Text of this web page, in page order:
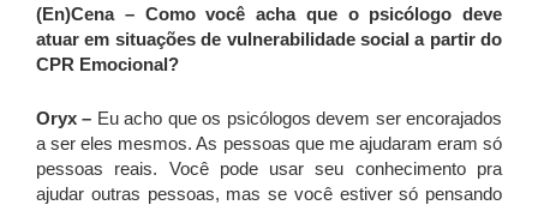
(En)Cena– Como você acha que o psicólogo deve
atuar em situações de vulnerabilidade social a partir do
CPR Emocional?
Oryx – Eu acho que os psicólogos devem ser encorajados
a ser eles mesmos. As pessoas que me ajudaram eram só
pessoas reais. Você pode usar seu conhecimento pra
ajudar outras pessoas, mas se você estiver só pensando